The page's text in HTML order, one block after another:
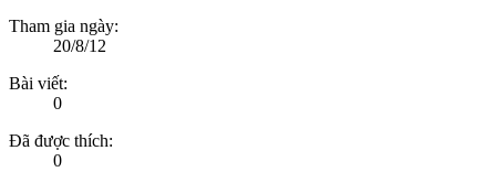
Tham gia ngày:
20/8/12
Bài viết:
0
Đã được thích:
0